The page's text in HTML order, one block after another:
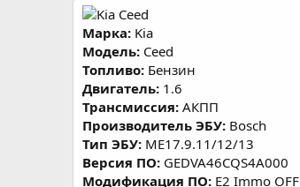
т
о
р
а
н
и
я
Марка: Kia
Модель: Ceed
Топливо: Бензин
Двигатель: 1.6
Трансмиссия: АКПП
Производитель ЭБУ: Bosch
Тип ЭБУ: ME17.9.11/12/13
Версия ПО: GEDVA46CQS4A000
Модификация ПО: E2 Immo OFF